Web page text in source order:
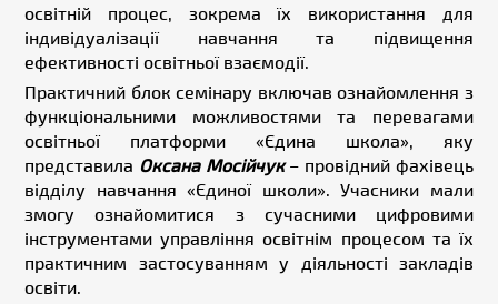
освітній процес, зокрема їх використання для
індивідуалізації навчання та підвищення
ефективності освітньої взаємодії.
Практичний блок семінару включав ознайомлення з
функціональними можливостями та перевагами
освітньої платформи «Єдина школа», яку
представила Оксана Мосійчук– провідний фахівець
відділу навчання «Єдиної школи». Учасники мали
змогу ознайомитися з сучасними цифровими
інструментами управління освітнім процесом та їх
практичним застосуванням у діяльності закладів
освіти.